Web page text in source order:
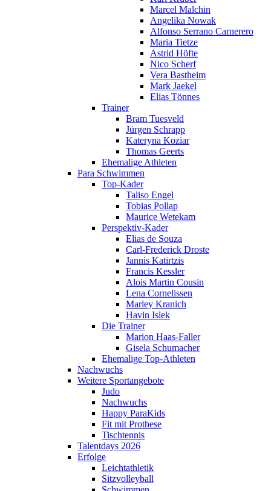
Marcel Malchin
Angelika Nowak
Alfonso Serrano Carnerero
Maria Tietze
Astrid Höfte
Nico Scherf
Vera Bastheim
Mark Jaekel
Elias Tönnes
Trainer
Bram Tuesveld
Jürgen Schrapp
Kateryna Koziar
Thomas Geerts
Ehemalige Athleten
Para Schwimmen
Top-Kader
Taliso Engel
Tobias Pollap
Maurice Wetekam
Perspektiv-Kader
Elias de Souza
Carl-Frederick Droste
Jannis Katirtzis
Francis Kessler
Alois Martin Cousin
Lena Cornelissen
Marley Kranich
Havin Islek
Die Trainer
Marion Haas-Faller
Gisela Schumacher
Ehemalige Top-Athleten
Nachwuchs
Weitere Sportangebote
Judo
Nachwuchs
Happy ParaKids
Fit mit Prothese
Tischtennis
Talentdays 2026
Erfolge
Leichtathletik
Sitzvolleyball